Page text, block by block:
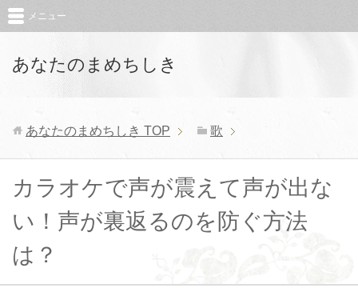
あなたのまめちしき
メニュー
あなたのまめちしき TOP 歌
カラオケで声が震えて声が出な
い！声が裏返るのを防ぐ方法
は？